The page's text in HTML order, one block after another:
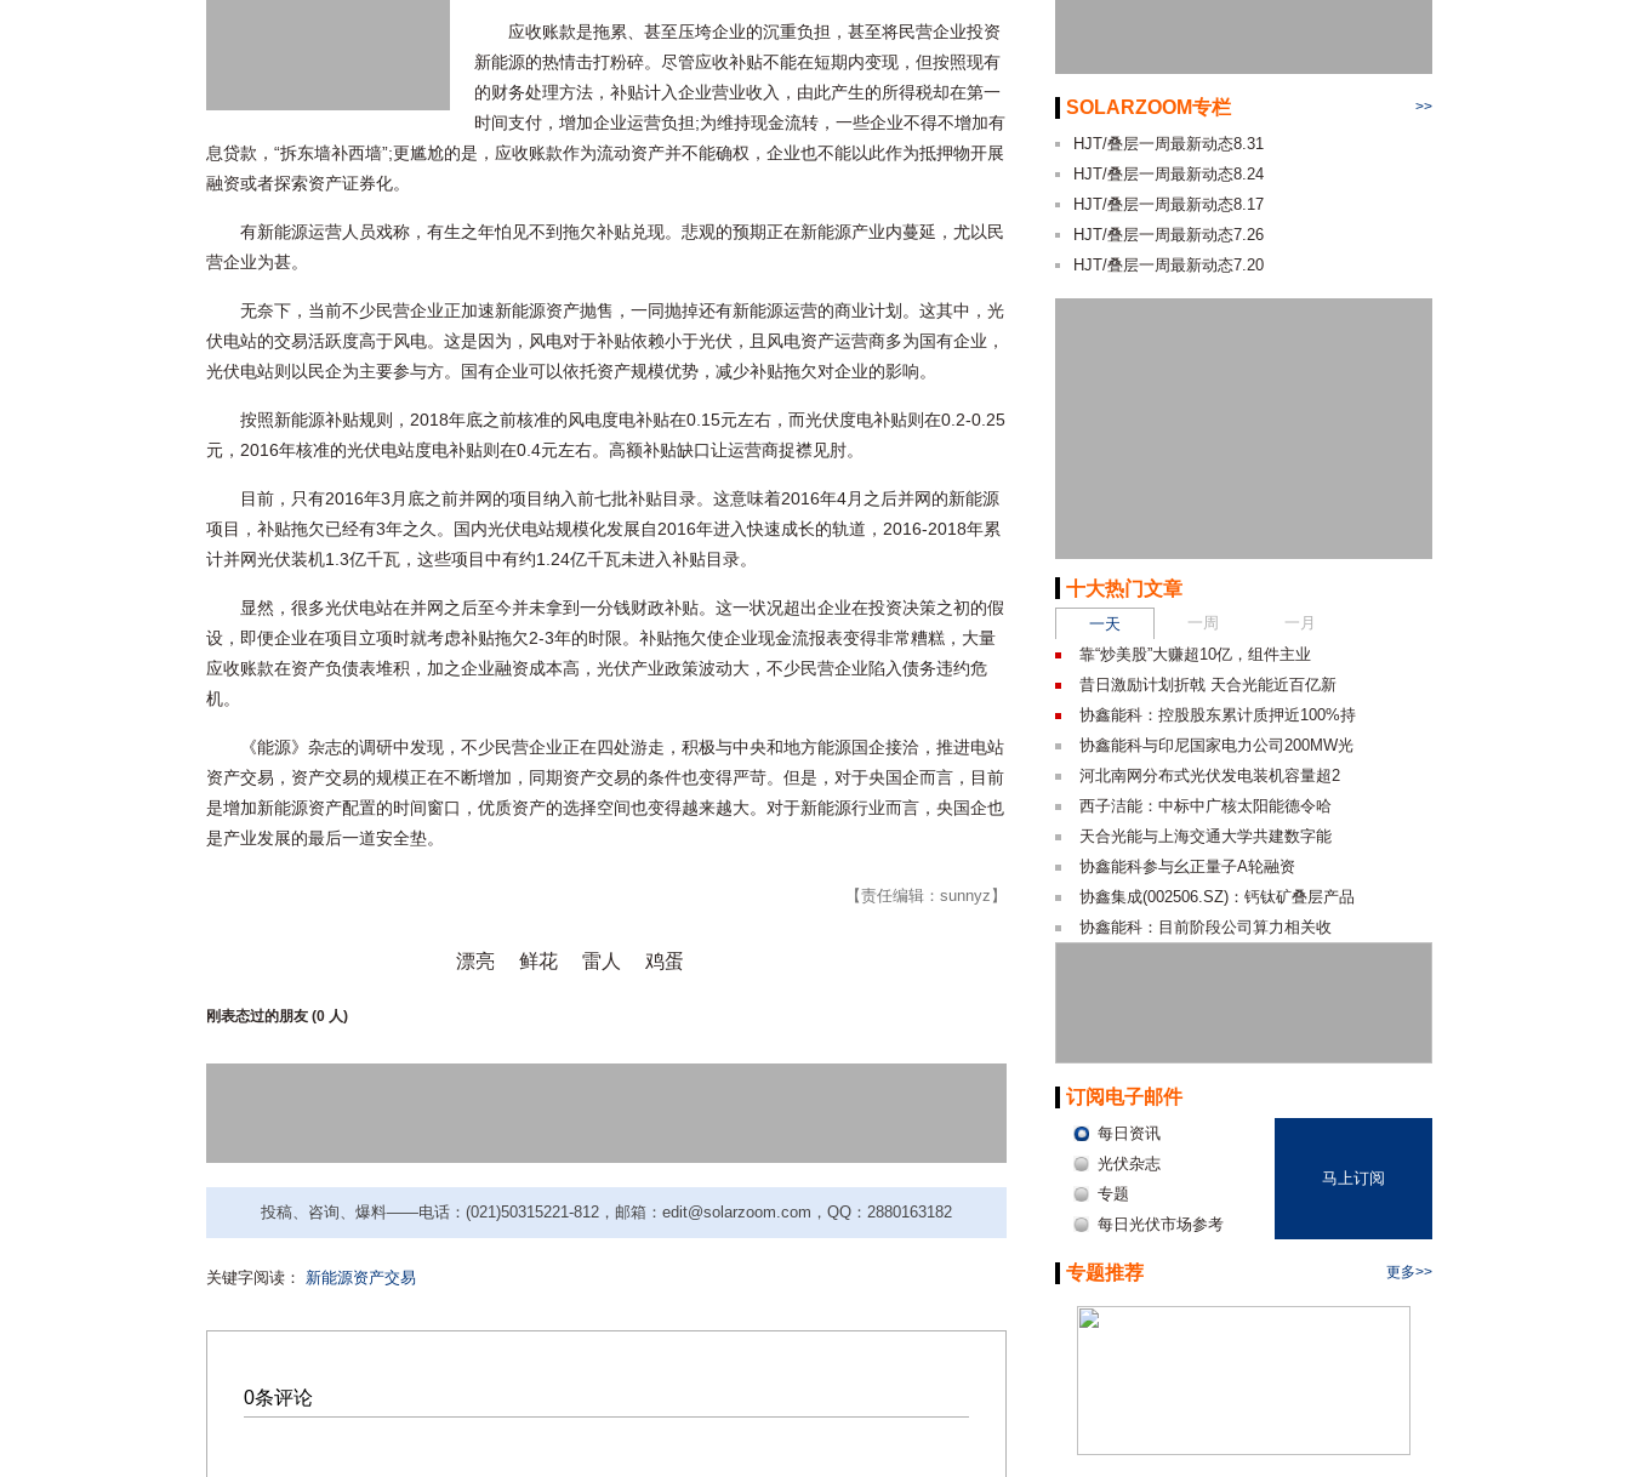
应收账款是拖累、甚至压垮企业的沉重负担，甚至将民营企业投资
新能源的热情击打粉碎。尽管应收补贴不能在短期内变现，但按照现有
的财务处理方法，补贴计入企业营业收入，由此产生的所得税却在第一
时间支付，增加企业运营负担;为维持现金流转，一些企业不得不增加有
息贷款，“拆东墙补西墙”;更尴尬的是，应收账款作为流动资产并不能确权，企业也不能以此作为抵押物开展
融资或者探索资产证券化。
有新能源运营人员戏称，有生之年怕见不到拖欠补贴兑现。悲观的预期正在新能源产业内蔓延，尤以民
营企业为甚。
无奈下，当前不少民营企业正加速新能源资产抛售，一同抛掉还有新能源运营的商业计划。这其中，光
伏电站的交易活跃度高于风电。这是因为，风电对于补贴依赖小于光伏，且风电资产运营商多为国有企业，
光伏电站则以民企为主要参与方。国有企业可以依托资产规模优势，减少补贴拖欠对企业的影响。
按照新能源补贴规则，2018年底之前核准的风电度电补贴在0.15元左右，而光伏度电补贴则在0.2-0.25
元，2016年核准的光伏电站度电补贴则在0.4元左右。高额补贴缺口让运营商捉襟见肘。
目前，只有2016年3月底之前并网的项目纳入前七批补贴目录。这意味着2016年4月之后并网的新能源
项目，补贴拖欠已经有3年之久。国内光伏电站规模化发展自2016年进入快速成长的轨道，2016-2018年累
计并网光伏装机1.3亿千瓦，这些项目中有约1.24亿千瓦未进入补贴目录。
显然，很多光伏电站在并网之后至今并未拿到一分钱财政补贴。这一状况超出企业在投资决策之初的假
设，即便企业在项目立项时就考虑补贴拖欠2-3年的时限。补贴拖欠使企业现金流报表变得非常糟糕，大量
应收账款在资产负债表堆积，加之企业融资成本高，光伏产业政策波动大，不少民营企业陷入债务违约危
机。
《能源》杂志的调研中发现，不少民营企业正在四处游走，积极与中央和地方能源国企接洽，推进电站
资产交易，资产交易的规模正在不断增加，同期资产交易的条件也变得严苛。但是，对于央国企而言，目前
是增加新能源资产配置的时间窗口，优质资产的选择空间也变得越来越大。对于新能源行业而言，央国企也
是产业发展的最后一道安全垫。
【责任编辑：sunnyz】
漂亮 鲜花 雷人 鸡蛋
刚表态过的朋友 (0 人)
投稿、咨询、爆料——电话：(021)50315221-812，邮箱：edit@solarzoom.com，QQ：2880163182
关键字阅读： 新能源资产交易
0条评论
SOLARZOOM专栏 >>
HJT/叠层一周最新动态8.31
HJT/叠层一周最新动态8.24
HJT/叠层一周最新动态8.17
HJT/叠层一周最新动态7.26
HJT/叠层一周最新动态7.20
十大热门文章
一天 一周
一月
靠“炒美股”大赚超10亿，组件主业
昔日激励计划折戟 天合光能近百亿新
协鑫能科：控股股东累计质押近100%持
协鑫能科与印尼国家电力公司200MW光
河北南网分布式光伏发电装机容量超2
西子洁能：中标中广核太阳能德令哈
天合光能与上海交通大学共建数字能
协鑫能科参与幺正量子A轮融资
协鑫集成(002506.SZ)：钙钛矿叠层产品
协鑫能科：目前阶段公司算力相关收
订阅电子邮件
每日资讯
光伏杂志
专题
每日光伏市场参考
马上订阅
专题推荐 更多>>